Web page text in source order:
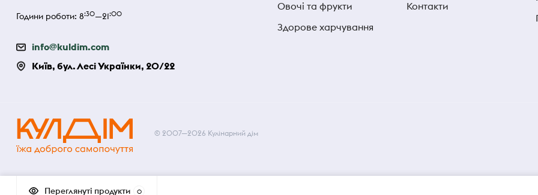
Години роботи: 8:30—21:00
info@kuldim.com
Київ, бул. Лесі Українки, 20/22
Овочі та фрукти
Здорове харчування
Контакти
© 2007—2026 Кулінарний дім
Переглянуті продукти 0